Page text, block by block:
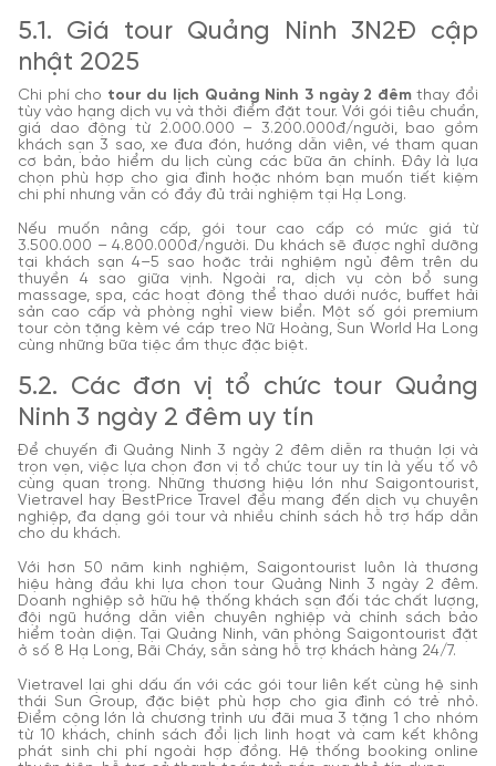
5.1. Giá tour Quảng Ninh 3N2Đ cập
nhật 2025
Chi phí cho tour du lịch Quảng Ninh 3 ngày 2 đêmthay đổi
tùy vào hạng dịch vụ và thời điểm đặt tour. Với gói tiêu chuẩn,
giá dao động từ 2.000.000 – 3.200.000đ/người, bao gồm
khách sạn 3 sao, xe đưa đón, hướng dẫn viên, vé tham quan
cơ bản, bảo hiểm du lịch cùng các bữa ăn chính. Đây là lựa
chọn phù hợp cho gia đình hoặc nhóm bạn muốn tiết kiệm
chi phí nhưng vẫn có đầy đủ trải nghiệm tại Hạ Long.
Nếu muốn nâng cấp, gói tour cao cấp có mức giá từ
3.500.000 – 4.800.000đ/người. Du khách sẽ được nghỉ dưỡng
tại khách sạn 4–5 sao hoặc trải nghiệm ngủ đêm trên du
thuyền 4 sao giữa vịnh. Ngoài ra, dịch vụ còn bổ sung
massage, spa, các hoạt động thể thao dưới nước, buffet hải
sản cao cấp và phòng nghỉ view biển. Một số gói premium
tour còn tặng kèm vé cáp treo Nữ Hoàng, Sun World Ha Long
cùng những bữa tiệc ẩm thực đặc biệt.
5.2. Các đơn vị tổ chức tour Quảng
Ninh 3 ngày 2 đêm uy tín
Để chuyến đi Quảng Ninh 3 ngày 2 đêm diễn ra thuận lợi và
trọn vẹn, việc lựa chọn đơn vị tổ chức tour uy tín là yếu tố vô
cùng quan trọng. Những thương hiệu lớn như Saigontourist,
Vietravel hay BestPrice Travel đều mang đến dịch vụ chuyên
nghiệp, đa dạng gói tour và nhiều chính sách hỗ trợ hấp dẫn
cho du khách.
Với hơn 50 năm kinh nghiệm, Saigontourist luôn là thương
hiệu hàng đầu khi lựa chọn tour Quảng Ninh 3 ngày 2 đêm.
Doanh nghiệp sở hữu hệ thống khách sạn đối tác chất lượng,
đội ngũ hướng dẫn viên chuyên nghiệp và chính sách bảo
hiểm toàn diện. Tại Quảng Ninh, văn phòng Saigontourist đặt
ở số 8 Hạ Long, Bãi Cháy, sẵn sàng hỗ trợ khách hàng 24/7.
Vietravel lại ghi dấu ấn với các gói tour liên kết cùng hệ sinh
thái Sun Group, đặc biệt phù hợp cho gia đình có trẻ nhỏ.
Điểm cộng lớn là chương trình ưu đãi mua 3 tặng 1 cho nhóm
từ 10 khách, chính sách đổi lịch linh hoạt và cam kết không
phát sinh chi phí ngoài hợp đồng. Hệ thống booking online